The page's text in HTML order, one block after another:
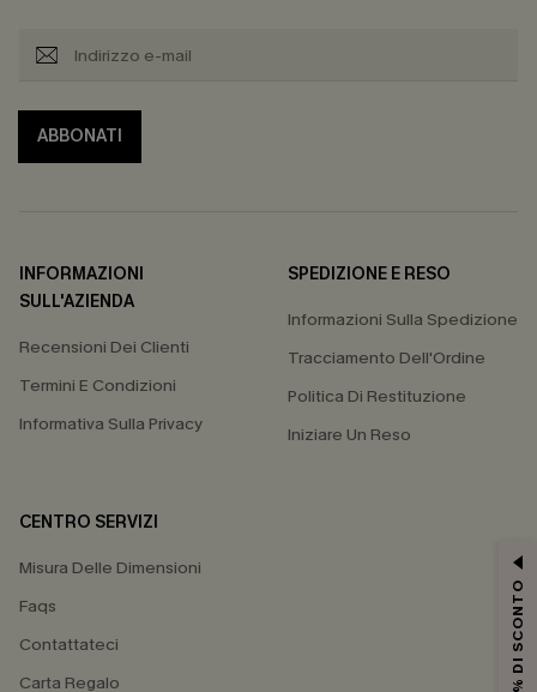
ABBONATI
INFORMAZIONI
SULL'AZIENDA
Recensioni Dei Clienti
Termini E Condizioni
Informativa Sulla Privacy
SPEDIZIONE E RESO
Informazioni Sulla Spedizione
Tracciamento Dell'Ordine
Politica Di Restituzione
Iniziare Un Reso
CENTRO SERVIZI
Misura Delle Dimensioni
Faqs
Contattateci
Carta Regalo
15% DI SCONTO